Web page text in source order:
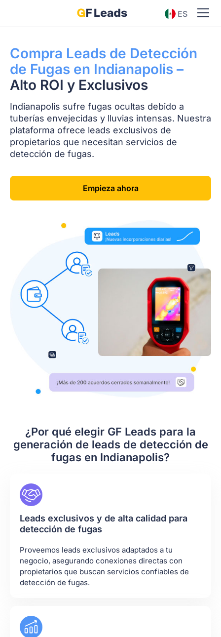
ES
Compra Leads de Detección
de Fugas en Indianapolis –
Alto ROI y Exclusivos
Indianapolis sufre fugas ocultas debido a
tuberías envejecidas y lluvias intensas. Nuestra
plataforma ofrece leads exclusivos de
propietarios que necesitan servicios de
detección de fugas.
Empieza ahora
¿Por qué elegir GF Leads para la
generación de leads de detección de
fugas en Indianapolis?
Leads exclusivos y de alta calidad para
detección de fugas
Proveemos leads exclusivos adaptados a tu
negocio, asegurando conexiones directas con
propietarios que buscan servicios confiables de
detección de fugas.